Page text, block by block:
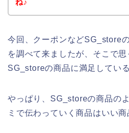
今回、クーポンなどSG_store
を調べて来ましたが、そこで
SG_storeの商品に満足してい
やっぱり、SG_storeの商品の
ミで伝わっていく商品はいい